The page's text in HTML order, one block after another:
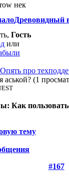
нек
Древовидный
Гость
или
Опять про
аськой? (1
Как
тему
#167